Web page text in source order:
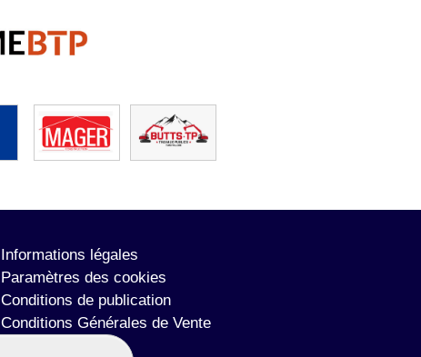
Informations légales
Paramètres des cookies
Conditions de publication
Conditions Générales de Vente